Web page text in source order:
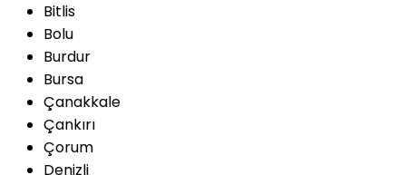
Bitlis
Bolu
Burdur
Bursa
Çanakkale
Çankırı
Çorum
Denizli